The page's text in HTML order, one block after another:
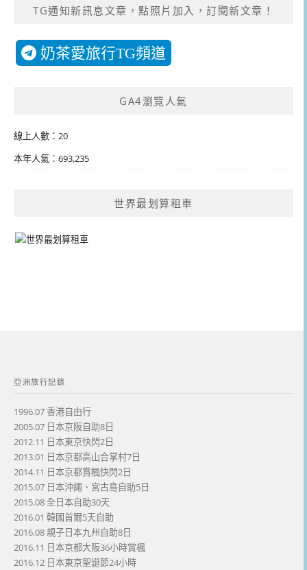
TG通知新訊息文章，點照片加入，訂閱新文章！
奶茶愛旅行TG頻道
GA4瀏覽人氣
線上人數：20
本年人氣：693,235
世界最划算租車
亞洲旅行記錄
1996.07 香港自由行
2005.07 日本京阪自助8日
2012.11 日本東京快閃2日
2013.01 日本京都高山合掌村7日
2014.11 日本京都賞楓快閃2日
2015.07 日本沖繩、宮古島自助5日
2015.08 全日本自助30天
2016.01 韓國首爾5天自助
2016.08 親子日本九州自助8日
2016.11 日本京都大阪36小時賞楓
2016.12 日本東京聖誕節24小時